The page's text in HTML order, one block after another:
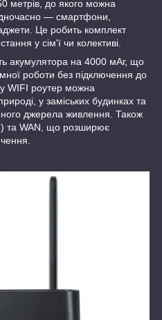
метрів, до якого можна
— смартфони,
Це робить комплект
у сім'ї чи колективі.
акумулятора на 4000 мАг, що
роботи без підключення до
WIFI роутер можна
у заміських будинках та
джерела живлення. Також
та WAN, що розширює